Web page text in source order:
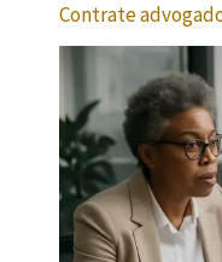
Contrate